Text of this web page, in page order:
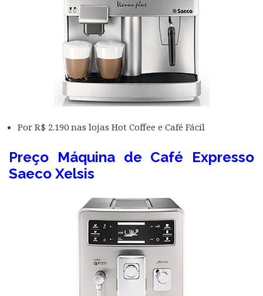
Por R$ 2.190 nas lojas Hot Coffee e Café Fácil
Preço Máquina de Café Expresso
Saeco Xelsis